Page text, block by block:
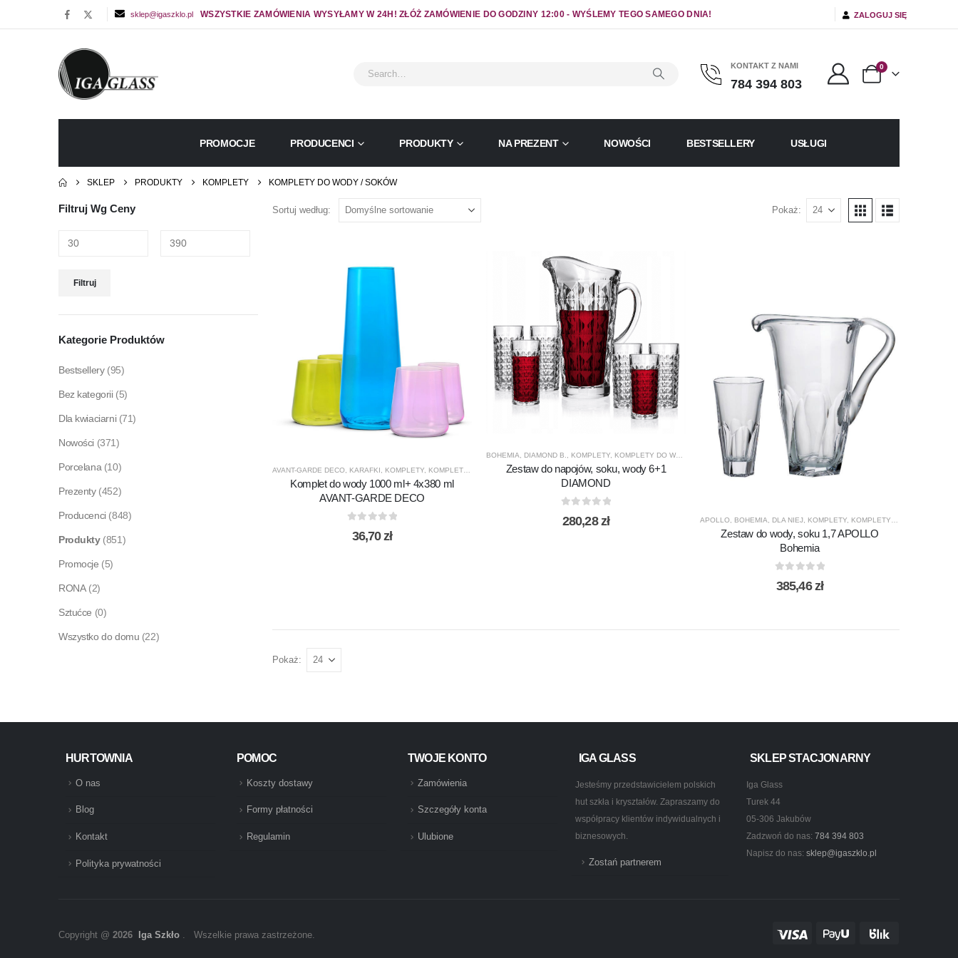
sklep@igaszklo.pl WSZYSTKIE ZAMÓWIENIA WYSYŁAMY W 24H! ZŁÓŻ ZAMÓWIENIE DO GODZINY 12:00 - WYŚLEMY TEGO SAMEGO DNIA! ZALOGUJ SIĘ
KONTAKT Z NAMI
784 394 803
0
PROMOCJE PRODUCENCI PRODUKTY NA PREZENT NOWOŚCI BESTSELLERY USŁUGI
SKLEP PRODUKTY KOMPLETY KOMPLETY DO WODY / SOKÓW
Sortuj według: Pokaż:
AVANT-GARDE DECO, KARAFKI, KOMPLETY, KOMPLETY DO WODY / SOKÓW ,KROSNO GLASS,NOWOŚCI,PREZENTY PRODUCENCI PRODUKTY SPECJALNE,SZKLANKI
Komplet do wody 1000 ml+ 4x380 ml
AVANT-GARDE DECO
36,70zł
BOHEMIA, DIAMOND B., KOMPLETY, KOMPLETY DO WODY / SOKÓW ,PREZENTY PRODUCENCI,PRODUKTY
Zestaw do napojów, soku, wody 6+1
DIAMOND
280,28zł APOLLO, BOHEMIA, DLA NIEJ, KOMPLETY, KOMPLETY DO WODY / SOKÓW
Zestaw do wody, soku 1,7 APOLLO
Bohemia
385,46zł
Pokaż:
Filtruj Wg Ceny
Filtruj
Kategorie Produktów
Bestsellery (95)
Bez kategorii (5)
Dla kwiaciarni (71)
Nowości (371)
Porcelana (10)
Prezenty (452)
Producenci (848)
Produkty (851)
Promocje (5)
RONA (2)
Sztućce (0)
Wszystko do domu (22)
HURTOWNIA
O nas
Blog
Kontakt
Polityka prywatności
POMOC
Koszty dostawy
Formy płatności
Regulamin
TWOJE KONTO
Zamówienia
Szczegóły konta
Ulubione
IGA GLASS
Jesteśmy przedstawicielem polskich
hut szkła i kryształów. Zapraszamy do
współpracy klientów indywidualnych i
biznesowych.
Zostań partnerem
SKLEP STACJONARNY
Iga Glass
Turek 44
05-306 Jakubów
Zadzwoń do nas: 784 394 803
Napisz do nas: sklep@igaszklo.pl
Copyright @ 2026 Iga Szkło . Wszelkie prawa zastrzeżone.